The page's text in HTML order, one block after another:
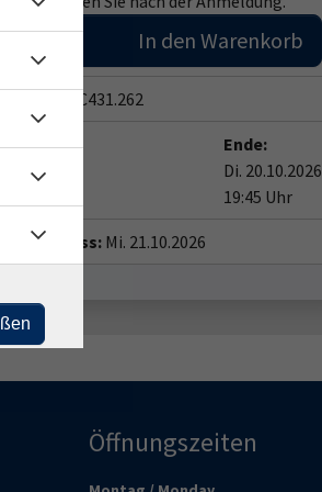
In den Warenkorb
C431.262
Ende:
Di. 20.10.2026
19:45 Uhr
Mi. 21.10.2026
Öffnungszeiten